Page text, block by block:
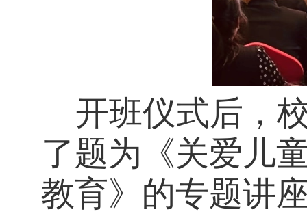
开班仪式后，
了题为《关爱儿
教育》的专题讲